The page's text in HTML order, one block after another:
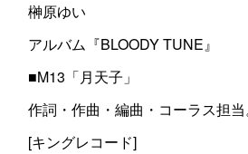
榊原ゆい
アルバム『BLOODY TUNE』
■M13「月天子」
作詞・作曲・編曲・コーラス担当
[キングレコード]